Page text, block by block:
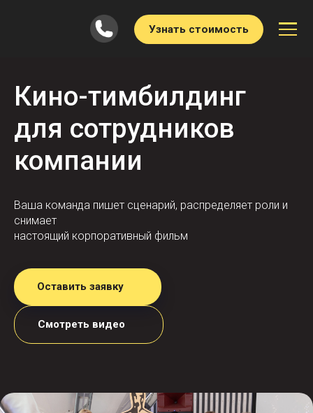
Узнать стоимость
Кино-тимбилдинг
для сотрудников
компании
Ваша команда пишет сценарий, распределяет роли и
снимает
настоящий корпоративный фильм
Оставить заявку
Смотреть видео